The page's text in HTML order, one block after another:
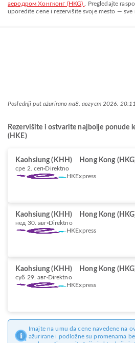
аеродром Хонгконг (HKG)
. Pregledajte
uporedite cene i rezervišite svoje mesto — sve
Poslednji put ažurirano na8. август 2026.
Rezervišite i ostvarite najbolje ponude
(HKE)
Kaohsiung (KHH) Hong Kong
сре 2. сеп Direktno
HKExpress
Kaohsiung (KHH) Hong Kong
нед 30. авг Direktno
HKExpress
Kaohsiung (KHH) Hong Kong
суб 29. авг Direktno
HKExpress
Imajte na umu da cene navedene na
ažurirane i podložne su promenama